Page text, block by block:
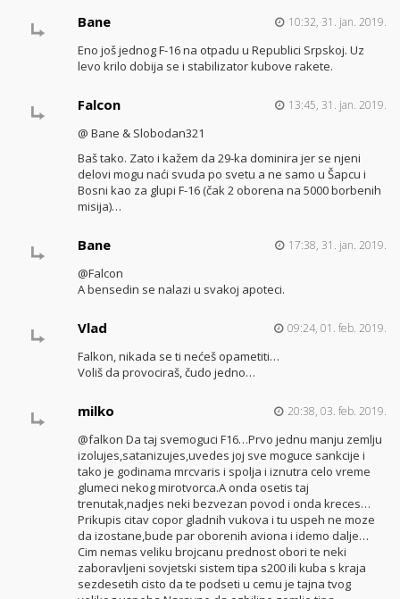
Bane 10:32, 31. jan. 2019.
Eno još jednog F-16 na otpadu u Republici Srpskoj. Uz
levo krilo dobija se i stabilizator kubove rakete.
Falcon 13:45, 31. jan. 2019.
@ Bane & Slobodan321
Baš tako. Zato i kažem da 29-ka dominira jer se njeni
delovi mogu naći svuda po svetu a ne samo u Šapcu i
Bosni kao za glupi F-16 (čak 2 oborena na 5000 borbenih
misija)…
Bane 17:38, 31. jan. 2019.
@Falcon
A bensedin se nalazi u svakoj apoteci.
Vlad 09:24, 01. feb. 2019.
Falkon, nikada se ti nećeš opametiti…
Voliš da provociraš, čudo jedno…
milko 20:38, 03. feb. 2019.
@falkon Da taj svemoguci F16…Prvo jednu manju zemlju
izolujes,satanizujes,uvedes joj sve moguce sankcije i
tako je godinama mrcvaris i spolja i iznutra celo vreme
glumeci nekog mirotvorca.A onda osetis taj
trenutak,nadjes neki bezvezan povod i onda kreces…
Prikupis citav copor gladnih vukova i tu uspeh ne moze
da izostane,bude par oborenih aviona i idemo dalje…
Cim nemas veliku brojcanu prednost obori te neki
zaboravljeni sovjetski sistem tipa s200 ili kuba s kraja
sezdesetih cisto da te podseti u cemu je tajna tvog